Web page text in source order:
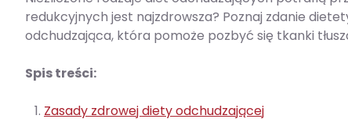
redukcyjnych jest najzdrowsza? Poznaj zdanie
odchudzająca, która pomoże pozbyć się tkanki
Spis treści:
Zasady zdrowej diety odchudzającej